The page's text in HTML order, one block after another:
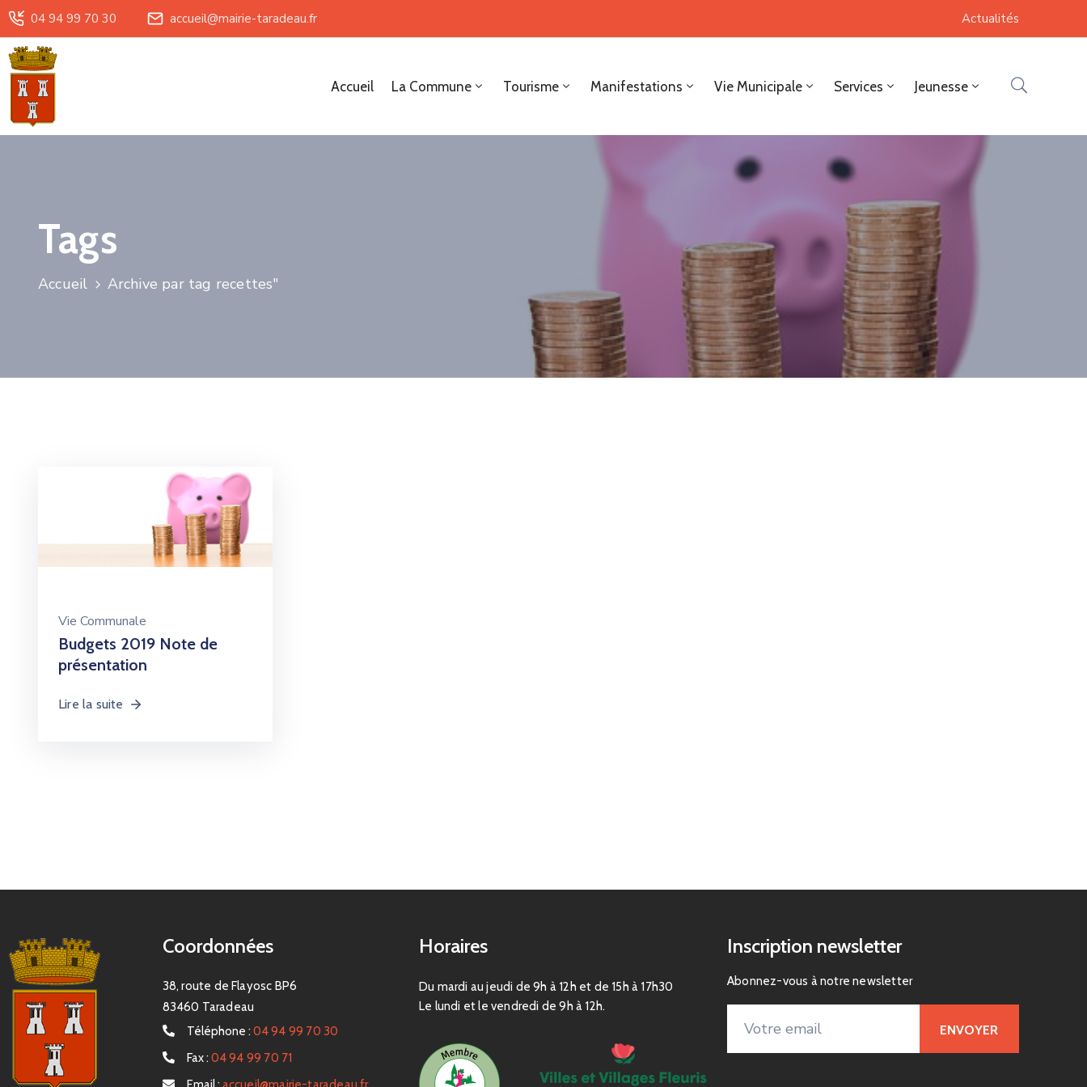
04 94 99 70 30 accueil@mairie-taradeau.fr Actualités
Accueil La Commune Tourisme Manifestations Vie Municipale Services Jeunesse
Tags
Accueil Archive par tag recettes"
Vie Communale
Budgets 2019 Note de
présentation
Lire la suite
Coordonnées
38, route de Flayosc BP6
83460 Taradeau
Téléphone : 04 94 99 70 30
Fax : 04 94 99 70 71
Horaires
Du mardi au jeudi de 9h à 12h et de 15h à 17h30
Le lundi et le vendredi de 9h à 12h.
Inscription newsletter
Abonnez-vous à notre newsletter